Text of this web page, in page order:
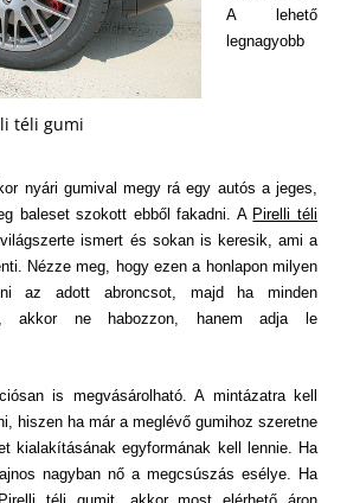
téli gumi
A lehető
legnagyobb
nyári gumival megy rá egy autós a jeges,
baleset szokott ebből fakadni. A Pirelli téli
ismert és sokan is keresik, ami a
Nézze meg, hogy ezen a honlapon milyen
az adott abroncsot, majd ha minden
akkor ne habozzon, hanem adja le
is megvásárolható. A mintázatra kell
hiszen ha már a meglévő gumihoz szeretne
kialakításának egyformának kell lennie. Ha
nagyban nő a megcsúszás esélye. Ha